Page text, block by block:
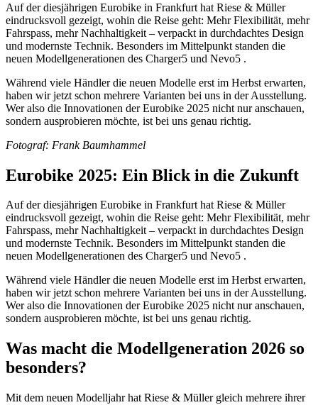
Auf der diesjährigen Eurobike in Frankfurt hat Riese & Müller
eindrucksvoll gezeigt, wohin die Reise geht: Mehr Flexibilität, mehr
Fahrspass, mehr Nachhaltigkeit – verpackt in durchdachtes Design
und modernste Technik. Besonders im Mittelpunkt standen die
neuen Modellgenerationen des Charger5 und Nevo5 .
Während viele Händler die neuen Modelle erst im Herbst erwarten,
haben wir jetzt schon mehrere Varianten bei uns in der Ausstellung.
Wer also die Innovationen der Eurobike 2025 nicht nur anschauen,
sondern ausprobieren möchte, ist bei uns genau richtig.
Fotograf: Frank Baumhammel
Eurobike 2025: Ein Blick in die Zukunft
Auf der diesjährigen Eurobike in Frankfurt hat Riese & Müller
eindrucksvoll gezeigt, wohin die Reise geht: Mehr Flexibilität, mehr
Fahrspass, mehr Nachhaltigkeit – verpackt in durchdachtes Design
und modernste Technik. Besonders im Mittelpunkt standen die
neuen Modellgenerationen des Charger5 und Nevo5 .
Während viele Händler die neuen Modelle erst im Herbst erwarten,
haben wir jetzt schon mehrere Varianten bei uns in der Ausstellung.
Wer also die Innovationen der Eurobike 2025 nicht nur anschauen,
sondern ausprobieren möchte, ist bei uns genau richtig.
Was macht die Modellgeneration 2026 so
besonders?
Mit dem neuen Modelljahr hat Riese & Müller gleich mehrere ihrer